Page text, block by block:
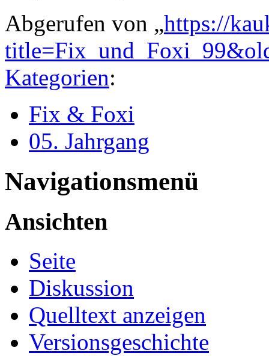
Abgerufen von „https://
Kategorien:
Fix & Foxi
05. Jahrgang
Navigationsmenü
Ansichten
Seite
Diskussion
Quelltext anzeigen
Versionsgeschichte